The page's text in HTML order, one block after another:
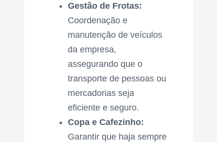
Gestão de Frotas:
Coordenação e
manutenção de veículos
da empresa,
assegurando que o
transporte de pessoas ou
mercadorias seja
eficiente e seguro.
Copa e Cafezinho:
Garantir que haja sempre